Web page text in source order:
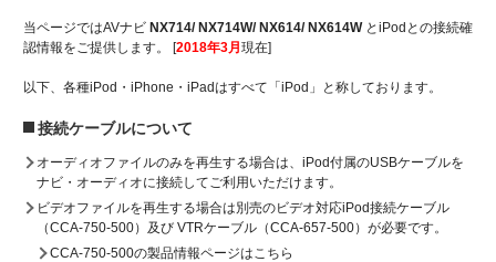
当ページではAVナビ NX714/ NX714W/ NX614/ NX614WとiPodとの接続確
認情報をご提供します。 [2018年3月現在]
以下、各種iPod・iPhone・iPadはすべて「iPod」と称しております。
接続ケーブルについて
オーディオファイルのみを再生する場合は、iPod付属のUSBケーブルを
ナビ・オーディオに接続してご利用いただけます。
ビデオファイルを再生する場合は別売のビデオ対応iPod接続ケーブル
（CCA-750-500）及び VTRケーブル（CCA-657-500）が必要です。
CCA-750-500の製品情報ページはこちら